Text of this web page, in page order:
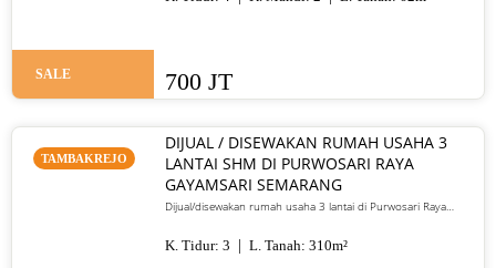
SALE 700 JT
TAMBAKREJO
DIJUAL / DISEWAKAN RUMAH USAHA 3
LANTAI SHM DI PURWOSARI RAYA
GAYAMSARI SEMARANG
Dijual/disewakan rumah usaha 3 lantai di Purwosari Raya
utama. Jual 5,25 M / sewa 135 juta per tahun.
K. Tidur: 3 L. Tanah: 310m²